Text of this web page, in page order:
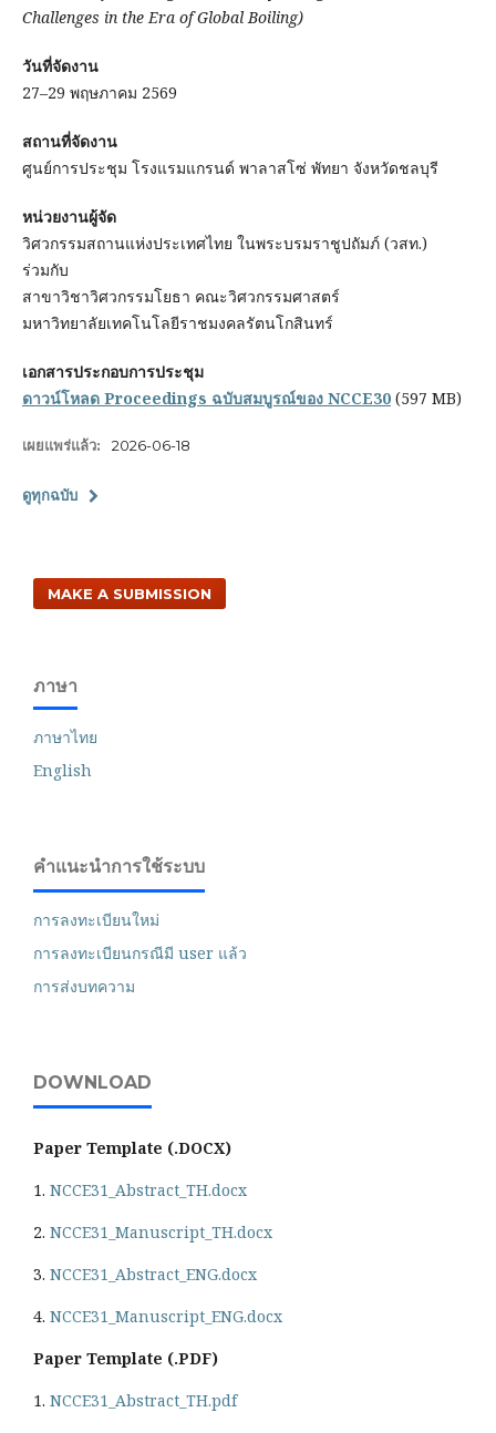
Challenges in the Era of Global Boiling)
วันที่จัดงาน
27–29 พฤษภาคม 2569
สถานที่จัดงาน
ศูนย์การประชุม โรงแรมแกรนด์ พาลาสโซ่ พัทยา จังหวัดชลบุรี
หน่วยงานผู้จัด
วิศวกรรมสถานแห่งประเทศไทย ในพระบรมราชูปถัมภ์ (วสท.)
ร่วมกับ
สาขาวิชาวิศวกรรมโยธา คณะวิศวกรรมศาสตร์
มหาวิทยาลัยเทคโนโลยีราชมงคลรัตนโกสินทร์
เอกสารประกอบการประชุม
ดาวน์โหลด Proceedings ฉบับสมบูรณ์ของ NCCE30 (597 MB)
เผยแพร่แล้ว: 2026-06-18
ดูทุกฉบับ
MAKE A SUBMISSION
ภาษา
ภาษาไทย
English
คำแนะนำการใช้ระบบ
การลงทะเบียนใหม่
การลงทะเบียนกรณีมี user แล้ว
การส่งบทความ
DOWNLOAD
Paper Template (.DOCX)
1. NCCE31_Abstract_TH.docx
2. NCCE31_Manuscript_TH.docx
3. NCCE31_Abstract_ENG.docx
4. NCCE31_Manuscript_ENG.docx
Paper Template (.PDF)
1. NCCE31_Abstract_TH.pdf